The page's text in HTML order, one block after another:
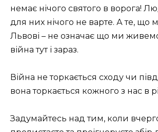
немає нічого святого в ворога!
для них нічого не варте. А те, що
Львові – не означає що ми
війна тут і зараз.
Війна не торкається сходу чи
вона торкається кожного з нас в
Задумайтесь над тим, коли